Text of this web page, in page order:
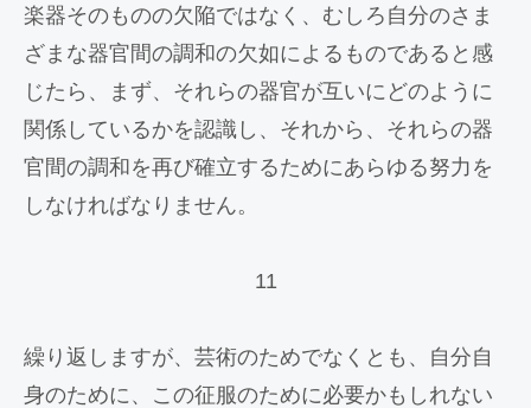
楽器そのものの欠陥ではなく、むしろ自分のさま
ざまな器官間の調和の欠如によるものであると感
じたら、まず、それらの器官が互いにどのように
関係しているかを認識し、それから、それらの器
官間の調和を再び確立するためにあらゆる努力を
しなければなりません。
11
繰り返しますが、芸術のためでなくとも、自分自
身のために、この征服のために必要かもしれない